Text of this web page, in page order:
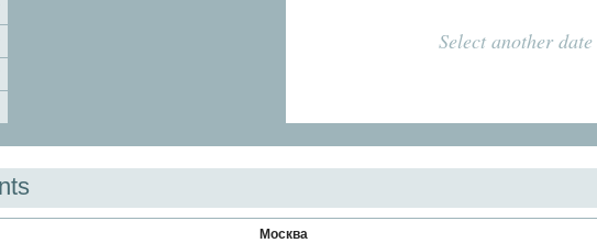
Select another date
Москва